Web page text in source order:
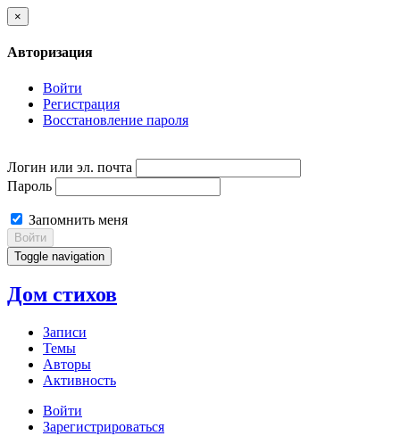
×
Авторизация
Войти
Регистрация
Восстановление пароля
Логин или эл. почта
Пароль
Запомнить меня
Войти
Toggle navigation
Дом стихов
Записи
Темы
Авторы
Активность
Войти
Зарегистрироваться